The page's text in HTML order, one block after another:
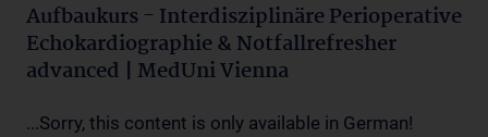
Aufbaukurs - Interdisziplinäre Perioperative
Echokardiographie & Notfallrefresher
advanced | MedUni Vienna
...Sorry, this content is only available in German!